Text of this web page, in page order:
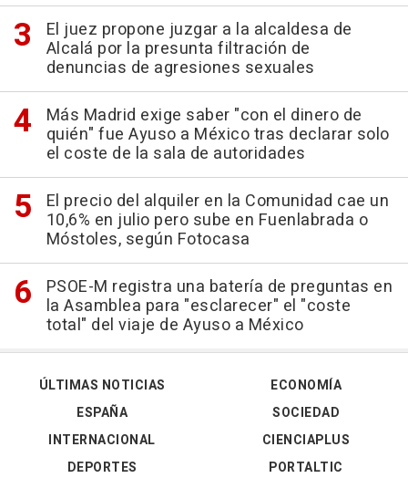
El juez propone juzgar a la alcaldesa de
Alcalá por la presunta filtración de
denuncias de agresiones sexuales
Más Madrid exige saber "con el dinero de
quién" fue Ayuso a México tras declarar solo
el coste de la sala de autoridades
El precio del alquiler en la Comunidad cae un
10,6% en julio pero sube en Fuenlabrada o
Móstoles, según Fotocasa
PSOE-M registra una batería de preguntas en
la Asamblea para "esclarecer" el "coste
total" del viaje de Ayuso a México
ÚLTIMAS NOTICIAS
ESPAÑA
INTERNACIONAL
DEPORTES
ECONOMÍA
SOCIEDAD
CIENCIAPLUS
PORTALTIC